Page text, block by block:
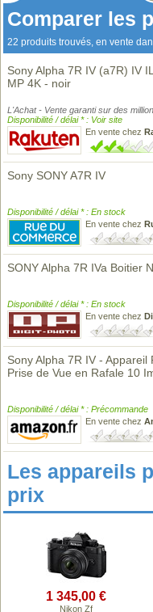
Comparer les
22 produits trouvés, en vente
Sony Alpha 7R IV (a7R) IV
MP 4K - noir
L'Achat - Vente garanti sur des
Disponibilité / délai * : Voir site
En vente chez
Sony SONY A7R IV
Disponibilité / délai * : En stock
En vente chez
SONY Alpha 7R IVa Boitier
Disponibilité / délai * : En stock
En vente chez
Sony Alpha 7R IV -
Prise de Vue en Rafale 10
Disponibilité / délai * : Précommande
En vente chez
Les appareils
prix
1 345,00 €
Nikon Zf